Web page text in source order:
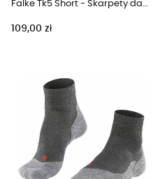
Falke Tk5 Short - Skarpety damskie
109,00 zł